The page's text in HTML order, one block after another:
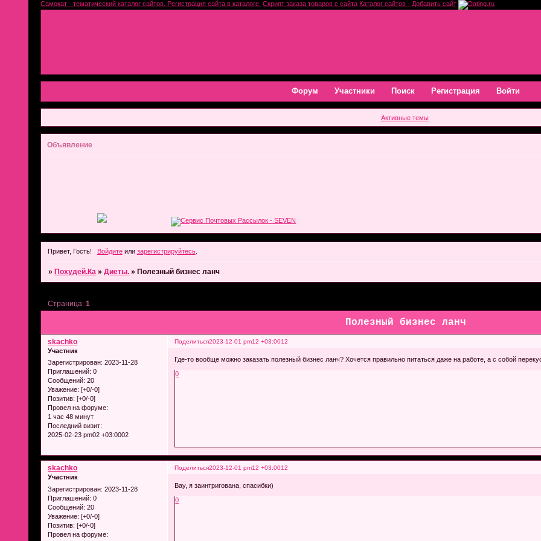
Самокат - тематический каталог сайтов. Регистрация сайта в каталоге. Скрипт заказа товаров с сайта Каталог сайтов - Добавить сайт
Форум Участники Поиск Регистрация Войти
Активные темы
Объявление
Привет, Гость! Войдитеили зарегистрируйтесь.
»Похудей.Ка »Диеты. »Полезный бизнес ланч
Полезный бизнес ланч
Страница:1
Поделиться2023-12-01 pm12 +03:0012
skachko
Участник
Зарегистрирован: 2023-11-28
Приглашений: 0
Сообщений: 20
Уважение: [+0/-0]
Позитив: [+0/-0]
Провел на форуме:
1 час 48 минут
Последний визит:
2025-02-23 pm02 +03:0002
Где-то вообще можно заказать полезный бизнес ланч? Хочется правильно питаться даже на работе, а с собой
0
Поделиться2023-12-01 pm12 +03:0012
skachko
Участник
Зарегистрирован: 2023-11-28
Приглашений: 0
Сообщений: 20
Уважение: [+0/-0]
Позитив: [+0/-0]
Провел на форуме:
Вау, я заинтригована, спасибки)
0